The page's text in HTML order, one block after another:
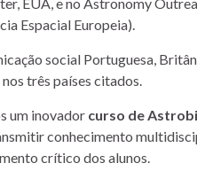
Espacial Europeia).
social Portuguesa,
três países citados.
um inovador curso de
conhecimento
crítico dos alunos.